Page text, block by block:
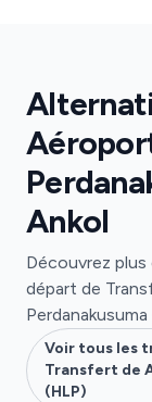
Ankol
Découvrez
départ de
Voir tous les
Transfert de
(HLP)